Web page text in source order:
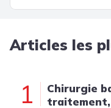
Articles les
1
Chirurgie
traitement,